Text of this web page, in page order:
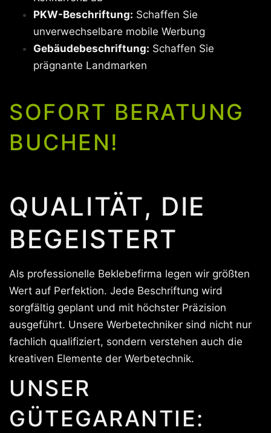
PKW-Beschriftung: Schaffen Sie
unverwechselbare mobile Werbung
Gebäudebeschriftung: Schaffen Sie
prägnante Landmarken
SOFORT BERATUNG
BUCHEN!
QUALITÄT, DIE
BEGEISTERT
Als professionelle Beklebefirma legen wir größten
Wert auf Perfektion. Jede Beschriftung wird
sorgfältig geplant und mit höchster Präzision
ausgeführt. Unsere Werbetechniker sind nicht nur
fachlich qualifiziert, sondern verstehen auch die
kreativen Elemente der Werbetechnik.
UNSER
GÜTEGARANTIE: